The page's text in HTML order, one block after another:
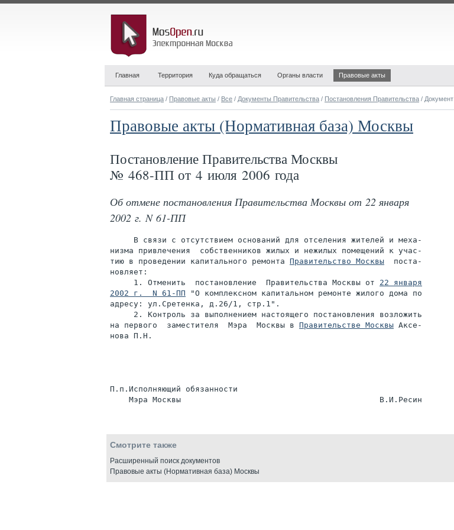
Главная Территория Куда обращаться Органы власти Правовые акты
Главная страница / Правовые акты / Все / Документы Правительства / Постановления Правительства / Документ
Правовые акты (Нормативная база) Москвы
Постановление Правительства Москвы
№ 468-ПП от 4 июля 2006 года
Об отмене постановления Правительства Москвы от 22 января
2002 г. N 61-ПП
     В связи с отсутствием оснований для отселения жителей и меха-
низма привлечения  собственников жилых и нежилых помещений к учас-
тию в проведении капитального ремонта Правительство Москвы
  поста-
новляет:
     1. Отменить  постановление  Правительства Москвы от
22 января
2002 г.  N 61-ПП "О комплексном капитальном ремонте жилого дома по
адресу: ул.Сретенка, д.26/1, стр.1".
     2. Контроль за выполнением настоящего постановления возложить
на первого  заместителя  Мэра  Москвы в Правительстве Москвы Аксе-
нова П.Н.
П.п.Исполняющий обязанности
Смотрите также
Расширенный поиск документов
Правовые акты (Нормативная база) Москвы